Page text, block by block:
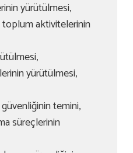
yürütülmesi,
aktivitelerinin
yürütülmesi,
güvenliğinin temini,
süreçlerinin